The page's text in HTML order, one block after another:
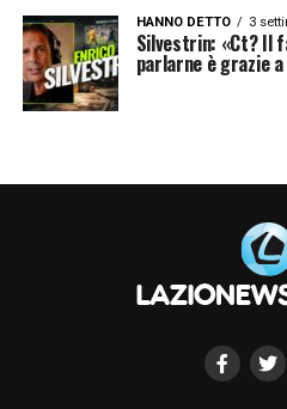
HANNO DETTO 3
Silvestrin: «Ct? Il
parlarne è grazie a